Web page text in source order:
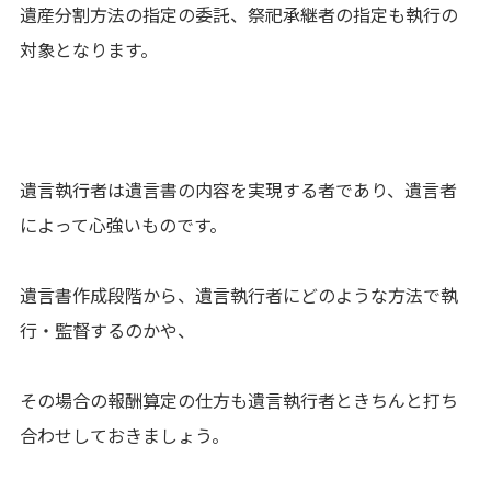
遺産分割方法の指定の委託、祭祀承継者の指定も執行の
対象となります。
遺言執行者は遺言書の内容を実現する者であり、遺言者
によって心強いものです。
遺言書作成段階から、遺言執行者にどのような方法で執
行・監督するのかや、
その場合の報酬算定の仕方も遺言執行者ときちんと打ち
合わせしておきましょう。